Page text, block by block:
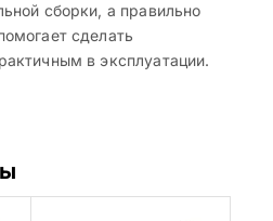
сборки, а правильно
сделать
в эксплуатации.